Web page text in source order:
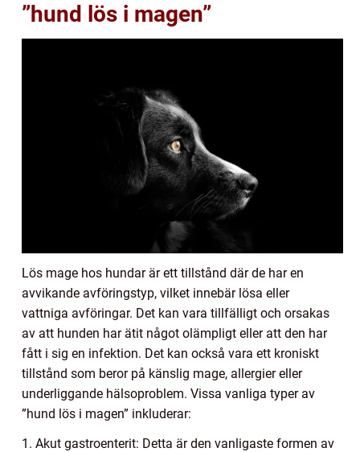
”hund lös i magen”
Lös mage hos hundar är ett tillstånd där de har en
avvikande avföringstyp, vilket innebär lösa eller
vattniga avföringar. Det kan vara tillfälligt och orsakas
av att hunden har ätit något olämpligt eller att den har
fått i sig en infektion. Det kan också vara ett kroniskt
tillstånd som beror på känslig mage, allergier eller
underliggande hälsoproblem. Vissa vanliga typer av
”hund lös i magen” inkluderar:
1. Akut gastroenterit: Detta är den vanligaste formen av